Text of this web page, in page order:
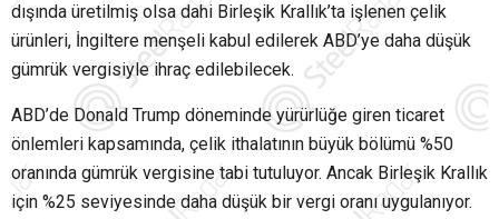
dışında üretilmiş olsa dahi Birleşik Krallık’ta işlenen çelik
ürünleri, İngiltere menşeli kabul edilerek ABD’ye daha düşük
gümrük vergisiyle ihraç edilebilecek.
ABD’de Donald Trump döneminde yürürlüğe giren ticaret
önlemleri kapsamında, çelik ithalatının büyük bölümü %50
oranında gümrük vergisine tabi tutuluyor. Ancak Birleşik Krallık
için %25 seviyesinde daha düşük bir vergi oranı uygulanıyor.